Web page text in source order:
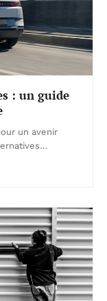
: un guide
un avenir